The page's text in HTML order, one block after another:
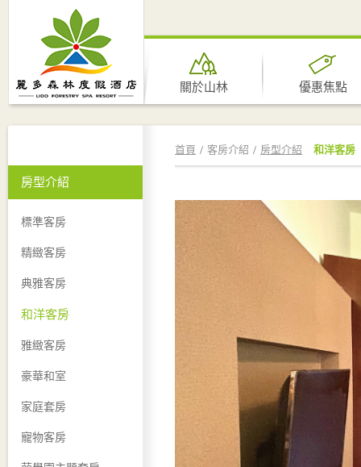
關於山林 優惠焦點
房型介紹
標準客房
精緻客房
典雅客房
和洋客房
雅緻客房
豪華和室
家庭套房
寵物客房
首頁 客房介紹 房型介紹 和洋客房